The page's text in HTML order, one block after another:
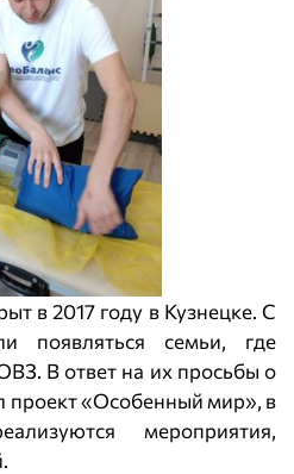
в 2017 году в Кузнецке. С
появляться семьи, где
В ответ на их просьбы о
проект «Особенный мир», в
мероприятия,